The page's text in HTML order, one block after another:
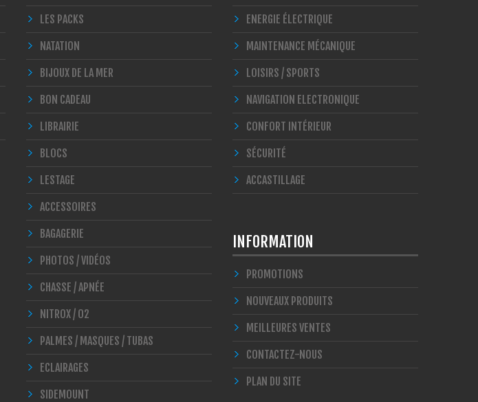
LES PACKS
NATATION
BIJOUX DE LA MER
BON CADEAU
LIBRAIRIE
BLOCS
LESTAGE
ACCESSOIRES
BAGAGERIE
PHOTOS / VIDÉOS
CHASSE / APNÉE
NITROX / O2
PALMES / MASQUES / TUBAS
ECLAIRAGES
SIDEMOUNT
ENERGIE ÉLECTRIQUE
MAINTENANCE MÉCANIQUE
LOISIRS / SPORTS
NAVIGATION ELECTRONIQUE
CONFORT INTÉRIEUR
SÉCURITÉ
ACCASTILLAGE
INFORMATION
PROMOTIONS
NOUVEAUX PRODUITS
MEILLEURES VENTES
CONTACTEZ-NOUS
PLAN DU SITE